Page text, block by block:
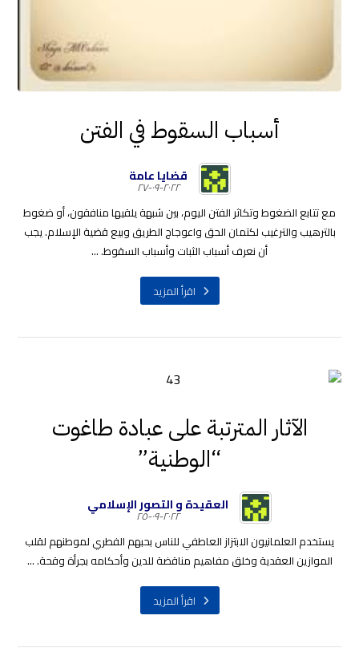
أسباب السقوط في الفتن
قضايا عامة
٢٠٢٢-٠٩-٢٧
مع تتابع الضغوط وتكاثر الفتن اليوم، بين شبهة يلقيها منافقون، أو ضغوط
بالترهيب والترغيب لكتمان الحق واعوجاج الطريق وبيع قضية الإسلام. يجب
أن نعرف أسباب الثبات وأسباب السقوط. ...
اقرأ المزيد
الآثار المترتبة على عبادة طاغوت
“الوطنية”
العقيدة و التصور الإسلامي
٢٠٢٢-٠٩-٢٥
يستخدم العلمانيون الابتزاز العاطفي للناس بحبهم الفطري لموطنهم لقلب
الموازين العقدية وخلق مفاهيم مناقضة للدين وأحكامه بجرأة وقحة. ...
اقرأ المزيد